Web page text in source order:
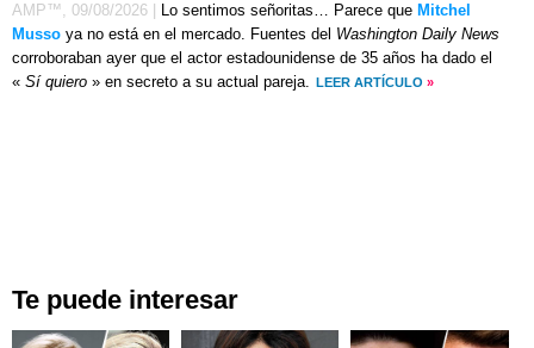
AMP™, 09/08/2026 Lo sentimos señoritas… Parece que Mitchel
Musso ya no está en el mercado. Fuentes del Washington Daily News
corroboraban ayer que el actor estadounidense de 35 años ha dado el
« Sí quiero » en secreto a su actual pareja. LEER ARTÍCULO »
Te puede interesar